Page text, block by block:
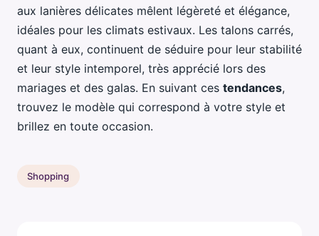
aux lanières délicates mêlent légèreté et élégance,
idéales pour les climats estivaux. Les talons carrés,
quant à eux, continuent de séduire pour leur stabilité
et leur style intemporel, très apprécié lors des
mariages et des galas. En suivant ces tendances,
trouvez le modèle qui correspond à votre style et
brillez en toute occasion.
Shopping